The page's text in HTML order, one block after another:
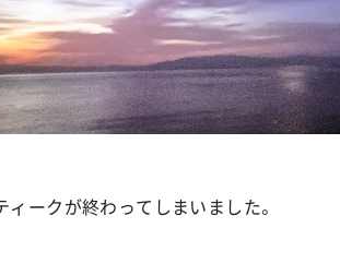
ィークが終わってしまいました。